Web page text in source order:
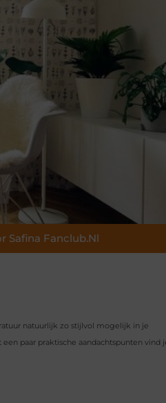
Safina Fanclub.nl
natuurlijk zo stijlvol mogelijk in je
paar praktische aandachtspunten vind